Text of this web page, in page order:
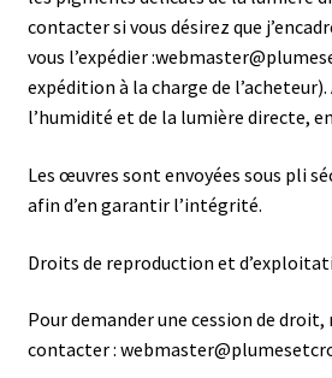
contacter si vous désirez que
vous l’expédier
expédition à la charge de
l’humidité et de la lumière directe,
Les œuvres sont envoyées sous pli
afin d’en garantir l’intégrité.
Droits de reproduction et
Pour demander une cession de droit,
contacter :